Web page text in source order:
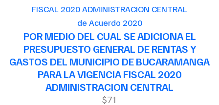
de Acuerdo 2020
POR MEDIO DEL CUAL SE ADICIONA EL
PRESUPUESTO GENERAL DE RENTAS Y
GASTOS DEL MUNICIPIO DE BUCARAMANGA
PARA LA VIGENCIA FISCAL 2020
ADMINISTRACION CENTRAL
$71